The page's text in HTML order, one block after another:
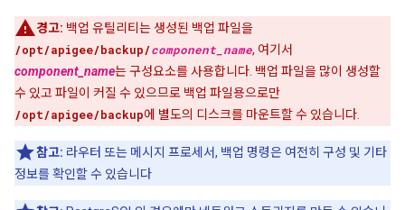
경고: 백업 유틸리티는 생성된 백업 파일을
/opt/apigee/backup/component_name, 여기서
component_name는 구성요소를 사용합니다. 백업 파일을 많이 생성할
수 있고 파일이 커질 수 있으므로 백업 파일용으로만
/opt/apigee/backup에 별도의 디스크를 마운트할 수 있습니다.
참고: 라우터 또는 메시지 프로세서, 백업 명령은 여전히 구성 및 기타
정보를 확인할 수 있습니다